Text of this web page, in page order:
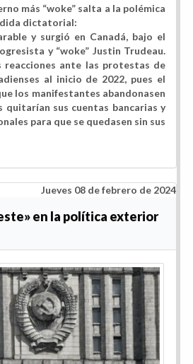
más “woke” salta a la polémica
dictatorial:
y surgió en Canadá, bajo el
y “woke” Justin Trudeau.
reacciones ante las protestas de
al inicio de 2022, pues el
los manifestantes abandonasen
quitarían sus cuentas bancarias y
para que se quedasen sin sus
Jueves 08 de febrero de 2024
en la política exterior